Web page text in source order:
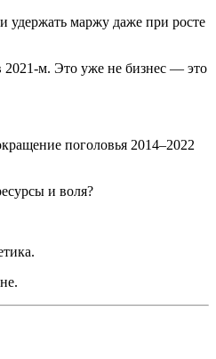
удержать маржу даже при росте
2021-м. Это уже не бизнес — это
поголовья 2014–2022
и воля?